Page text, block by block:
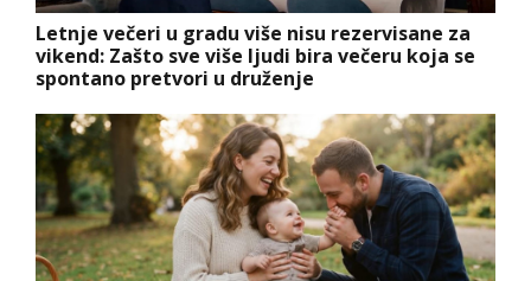
Letnje večeri u gradu više nisu rezervisane za
vikend: Zašto sve više ljudi bira večeru koja se
spontano pretvori u druženje